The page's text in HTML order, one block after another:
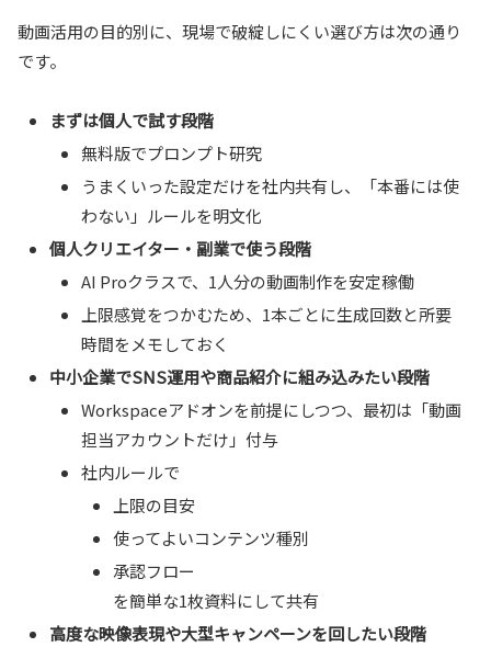
動画活用の目的別に、現場で破綻しにくい選び方は次の通り
です。
まずは個人で試す段階
無料版でプロンプト研究
うまくいった設定だけを社内共有し、「本番には使
わない」ルールを明文化
個人クリエイター・副業で使う段階
AI Proクラスで、1人分の動画制作を安定稼働
上限感覚をつかむため、1本ごとに生成回数と所要
時間をメモしておく
中小企業でSNS運用や商品紹介に組み込みたい段階
Workspaceアドオンを前提にしつつ、最初は「動画
担当アカウントだけ」付与
社内ルールで
上限の目安
使ってよいコンテンツ種別
承認フロー
を簡単な1枚資料にして共有
高度な映像表現や大型キャンペーンを回したい段階